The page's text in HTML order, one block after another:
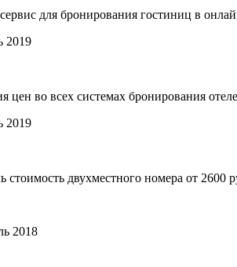
для бронирования гостиниц в
2019
цен во всех системах бронирования
2019
стоимость двухместного номера от
2018